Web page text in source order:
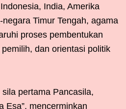
India, Amerika
Timur Tengah, agama
proses pembentukan
dan orientasi politik
pertama Pancasila,
Esa”, mencerminkan